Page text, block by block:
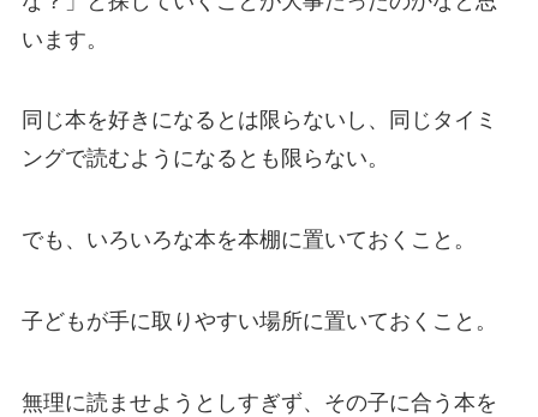
います。
同じ本を好きになるとは限らないし、同じタイミ
ングで読むようになるとも限らない。
でも、いろいろな本を本棚に置いておくこと。
子どもが手に取りやすい場所に置いておくこと。
無理に読ませようとしすぎず、その子に合う本を